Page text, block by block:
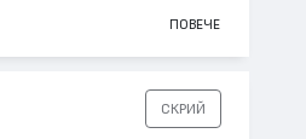
ПОВЕЧЕ
СКРИЙ